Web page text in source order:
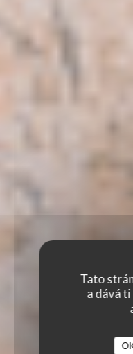
Tato
a dává ti